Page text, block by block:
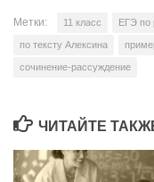
Метки: 11 класс ЕГЭ по
по тексту Алексина
сочинение-рассуждение
ЧИТАЙТЕ